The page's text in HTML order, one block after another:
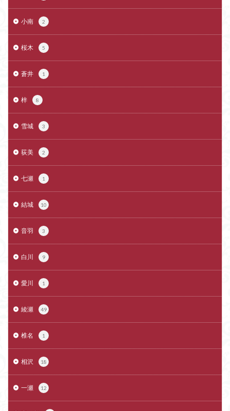
小南 2
桜木 5
蒼井 1
梓 8
雪城 3
荻美 2
七瀬 1
結城 10
音羽 3
白川 9
愛川 1
綾瀬 49
椎名 1
相沢 18
一瀬 12